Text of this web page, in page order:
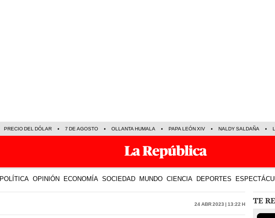
PRECIO DEL DÓLAR 7 DE AGOSTO OLLANTA HUMALA PAPA LEÓN XIV NALDY SALDAÑA
POLÍTICA OPINIÓN ECONOMÍA SOCIEDAD MUNDO CIENCIA DEPORTES
24 Abr 2023 | 13:22 h TE